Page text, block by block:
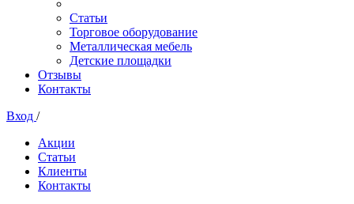
Статьи
Торговое оборудование
Металлическая мебель
Детские площадки
Отзывы
Контакты
Вход /
Акции
Статьи
Клиенты
Контакты